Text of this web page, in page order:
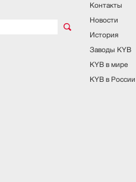
Контакты
Новости
История
Заводы KYB
KYB в мире
KYB в России